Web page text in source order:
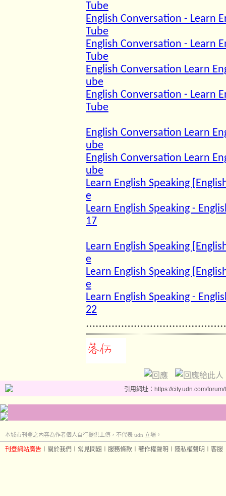
Tube
English Conversation - Learn
Tube
English Conversation - Learn
Tube
English Conversation Learn
ube
English Conversation - Learn
Tube
English Conversation Learn
ube
English Conversation Learn
ube
Learn English Speaking
e
Learn English Speaking -
17
Learn English Speaking
e
Learn English Speaking
e
Learn English Speaking -
22
引用網址：https://city.udn.com/
本城市刊登之內容為作者個人自行提供上傳，不代表 udn 立場。
刊登網站廣告 關於我們 常見問題 服務條款 著作權聲明 隱私權聲明 客服